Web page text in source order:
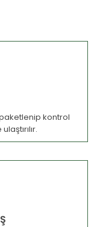
kontrol